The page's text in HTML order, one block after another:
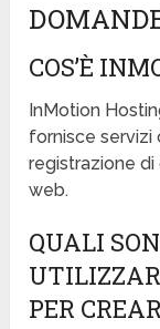
COS’È
InMotion
fornisce servizi
registrazione
web.
QUALI
PER